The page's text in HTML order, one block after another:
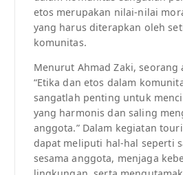
etos merupakan nilai-nilai
yang harus diterapkan oleh
komunitas.
Menurut Ahmad Zaki,
“Etika dan etos dalam
sangatlah penting untuk
yang harmonis dan saling
anggota.” Dalam kegiatan
dapat meliputi hal-hal seperti
sesama anggota, menjaga